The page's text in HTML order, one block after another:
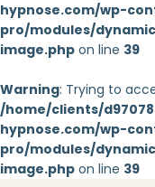
hypnose.com/wp-
pro/modules/
image.php on line 39
Warning: Trying to
/home/clients/
hypnose.com/wp-
pro/modules/
image.php on line 39
Aller au
contenu